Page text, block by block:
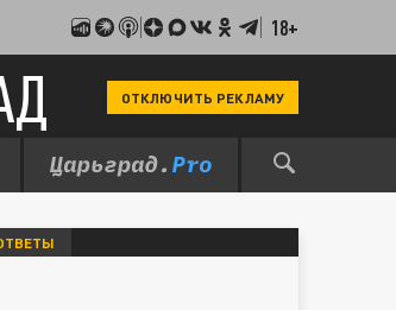
18+
ОТКЛЮЧИТЬ РЕКЛАМУ